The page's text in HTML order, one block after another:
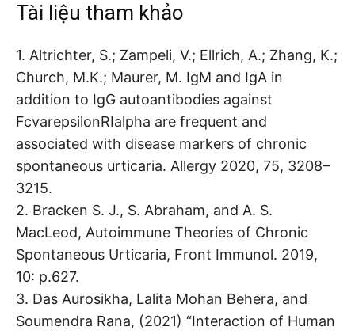
Tài liệu tham khảo
1. Altrichter, S.; Zampeli, V.; Ellrich, A.; Zhang, K.;
Church, M.K.; Maurer, M. IgM and IgA in
addition to IgG autoantibodies against
FcvarepsilonRIalpha are frequent and
associated with disease markers of chronic
spontaneous urticaria. Allergy 2020, 75, 3208–
3215.
2. Bracken S. J., S. Abraham, and A. S.
MacLeod, Autoimmune Theories of Chronic
Spontaneous Urticaria, Front Immunol. 2019,
10: p.627.
3. Das Aurosikha, Lalita Mohan Behera, and
Soumendra Rana, (2021) “Interaction of Human